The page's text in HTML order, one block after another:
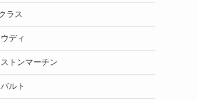
ラス
ディ
トンマーチン
ルト